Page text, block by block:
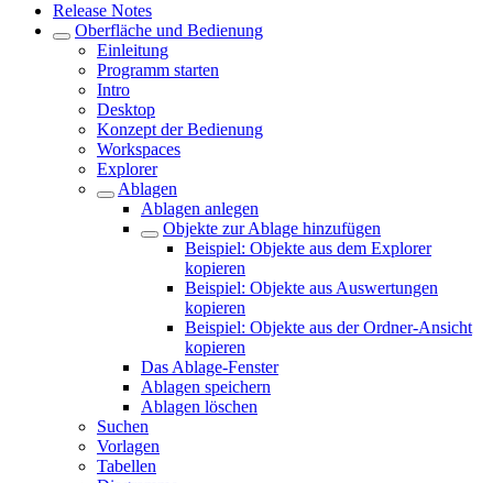
Release Notes
Oberfläche und Bedienung
Einleitung
Programm starten
Intro
Desktop
Konzept der Bedienung
Workspaces
Explorer
Ablagen
Ablagen anlegen
Objekte zur Ablage hinzufügen
Beispiel: Objekte aus dem Explorer
kopieren
Beispiel: Objekte aus Auswertungen
kopieren
Beispiel: Objekte aus der Ordner-Ansicht
kopieren
Das Ablage-Fenster
Ablagen speichern
Ablagen löschen
Suchen
Vorlagen
Tabellen